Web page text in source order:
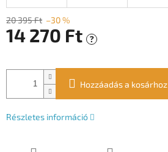
20 395 Ft –30 %
14 270 Ft ?
Hozzáadás a kosárhoz
Részletes információ